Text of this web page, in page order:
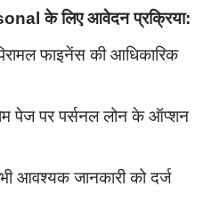
के लिए आवेदन प्रक्रिया:
फाइनेंस की आधिकारिक
पेज पर पर्सनल लोन के ऑप्शन
आवश्यक जानकारी को दर्ज